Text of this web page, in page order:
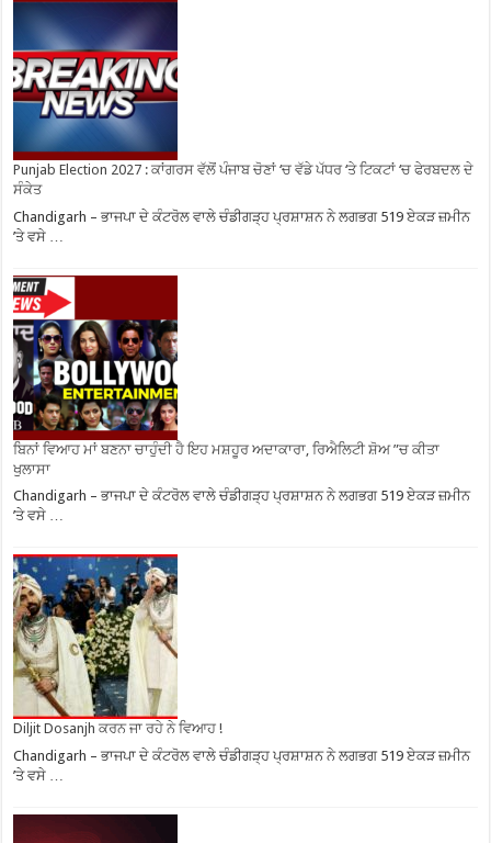
Punjab Election 2027 : ਕਾਂਗਰਸ ਵੱਲੋਂ ਪੰਜਾਬ ਚੋਣਾਂ ‘ਚ ਵੱਡੇ ਪੱਧਰ ‘ਤੇ ਟਿਕਟਾਂ ‘ਚ ਫੇਰਬਦਲ ਦੇ
ਸੰਕੇਤ
Chandigarh – ਭਾਜਪਾ ਦੇ ਕੰਟਰੋਲ ਵਾਲੇ ਚੰਡੀਗੜ੍ਹ ਪ੍ਰਸ਼ਾਸ਼ਨ ਨੇ ਲਗਭਗ 519 ਏਕੜ ਜ਼ਮੀਨ
’ਤੇ ਵਸੇ …
ਬਿਨਾਂ ਵਿਆਹ ਮਾਂ ਬਣਨਾ ਚਾਹੁੰਦੀ ਹੈ ਇਹ ਮਸ਼ਹੂਰ ਅਦਾਕਾਰਾ, ਰਿਐਲਿਟੀ ਸ਼ੋਅ ”ਚ ਕੀਤਾ
ਖੁਲਾਸਾ
Chandigarh – ਭਾਜਪਾ ਦੇ ਕੰਟਰੋਲ ਵਾਲੇ ਚੰਡੀਗੜ੍ਹ ਪ੍ਰਸ਼ਾਸ਼ਨ ਨੇ ਲਗਭਗ 519 ਏਕੜ ਜ਼ਮੀਨ
’ਤੇ ਵਸੇ …
Diljit Dosanjh ਕਰਨ ਜਾ ਰਹੇ ਨੇ ਵਿਆਹ !
Chandigarh – ਭਾਜਪਾ ਦੇ ਕੰਟਰੋਲ ਵਾਲੇ ਚੰਡੀਗੜ੍ਹ ਪ੍ਰਸ਼ਾਸ਼ਨ ਨੇ ਲਗਭਗ 519 ਏਕੜ ਜ਼ਮੀਨ
’ਤੇ ਵਸੇ …